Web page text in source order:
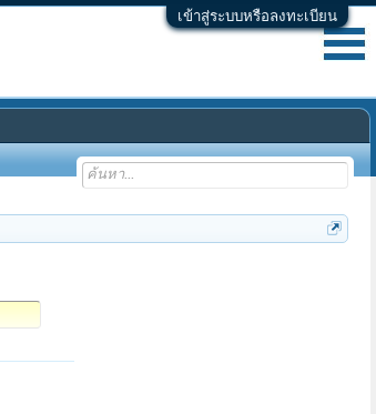
เข้าสู่ระบบหรือลงทะเบียน